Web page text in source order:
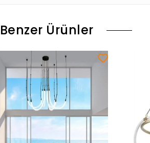
Benzer Ürünler